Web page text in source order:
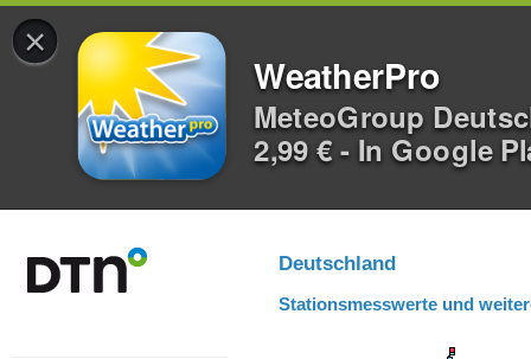
×
WeatherPro
MeteoGroup
2,99 € - In Google
Deutschland
Stationsmesswerte und